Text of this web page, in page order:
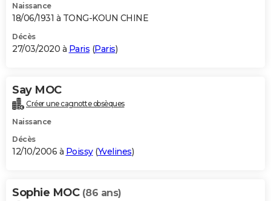
Naissance
18/06/1931 à TONG-KOUN CHINE
Décès
27/03/2020 à Paris (Paris)
Say MOC
Créer une cagnotte obsèques
Naissance
Décès
12/10/2006 à Poissy(Yvelines)
Sophie MOC (86 ans)